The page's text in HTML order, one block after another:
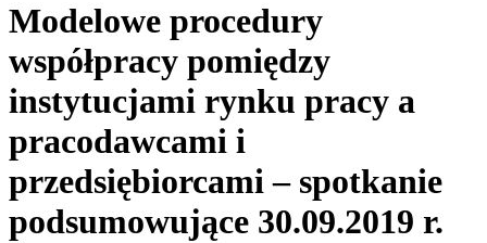
Modelowe procedury
współpracy pomiędzy
instytucjami rynku pracy a
pracodawcami i
przedsiębiorcami – spotkanie
podsumowujące 30.09.2019 r.